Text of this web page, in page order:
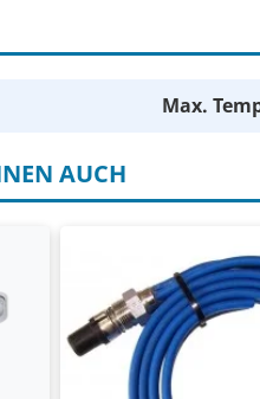
Max.
AUCH
4-polige 1,5mm2 kabel
Waterdichte connector
Blauwe platte kabel